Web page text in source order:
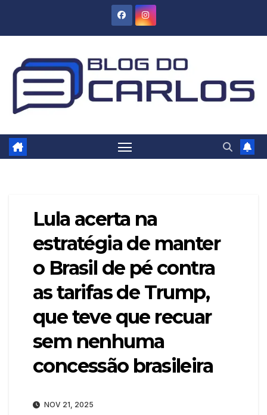
Lula acerta na
estratégia de manter
o Brasil de pé contra
as tarifas de Trump,
que teve que recuar
sem nenhuma
concessão brasileira
NOV 21, 2025